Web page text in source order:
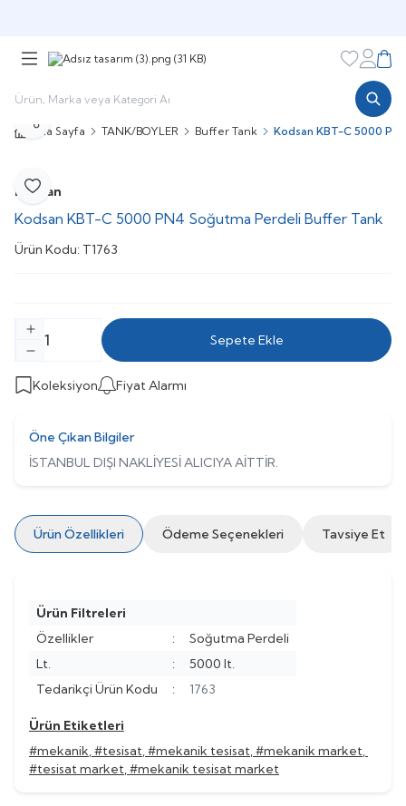
Favorilerim
Ana Sayfa TANK/BOYLER Buffer Tank Kodsan KBT-C 5000
Favoriye Ekle
Paylaş
Kodsan
Kodsan KBT-C 5000 PN4 Soğutma Perdeli Buffer Tank
Ürün Kodu: T1763
Sepete Ekle
Koleksiyon Fiyat Alarmı
Öne Çıkan Bilgiler
İSTANBUL DIŞI NAKLİYESİ ALICIYA AİTTİR.
Ürün Özellikleri Ödeme Seçenekleri Tavsiye Et
Ürün Filtreleri
Özellikler
:
Soğutma Perdeli
Lt.
:
5000 lt.
Tedarikçi Ürün Kodu
: 1763
Ürün Etiketleri
#mekanik,#tesisat,#mekanik tesisat,#mekanik market,
#tesisat market,#mekanik tesisat market